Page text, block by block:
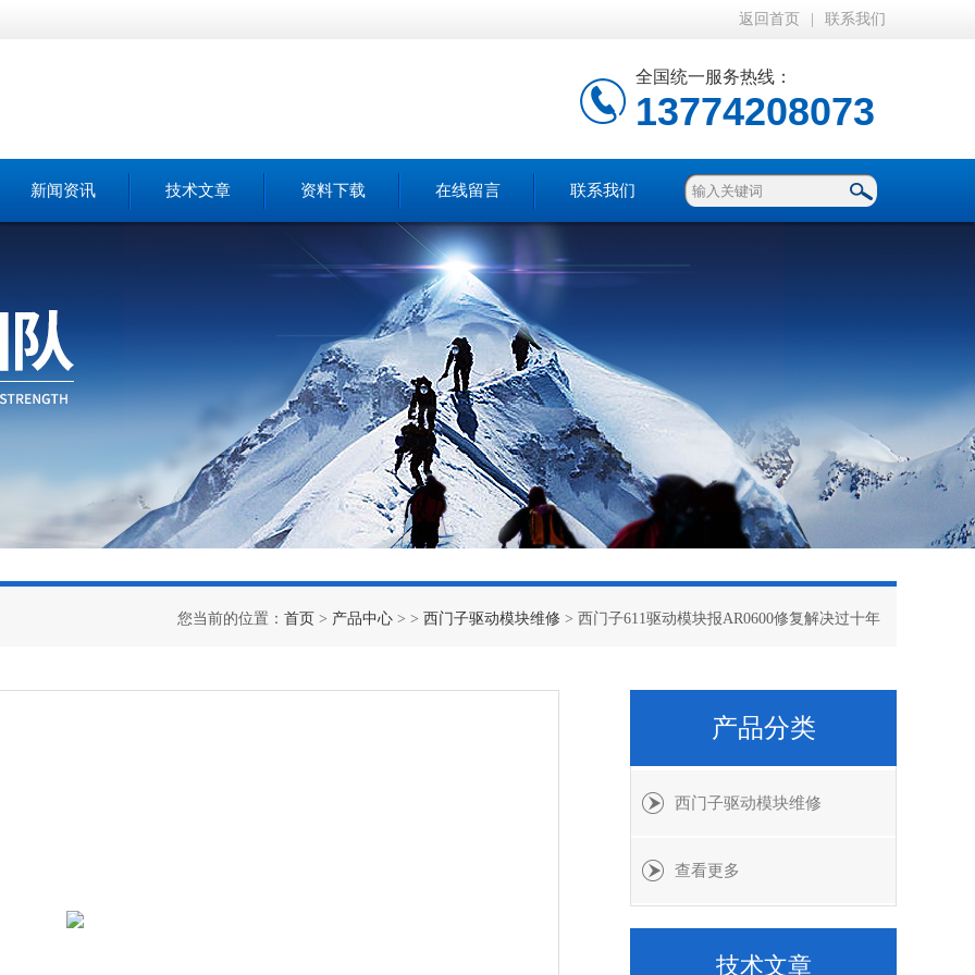
返回首页 联系我们
全国统一服务热线：
13774208073
新闻资讯 技术文章 资料下载 在线留言 联系我们
您当前的位置： 首页 > 产品中心 > > 西门子驱动模块维修 > 西门子611驱动模块报AR0600修复解决过十年
产品分类
西门子驱动模块维修
查看更多
技术文章